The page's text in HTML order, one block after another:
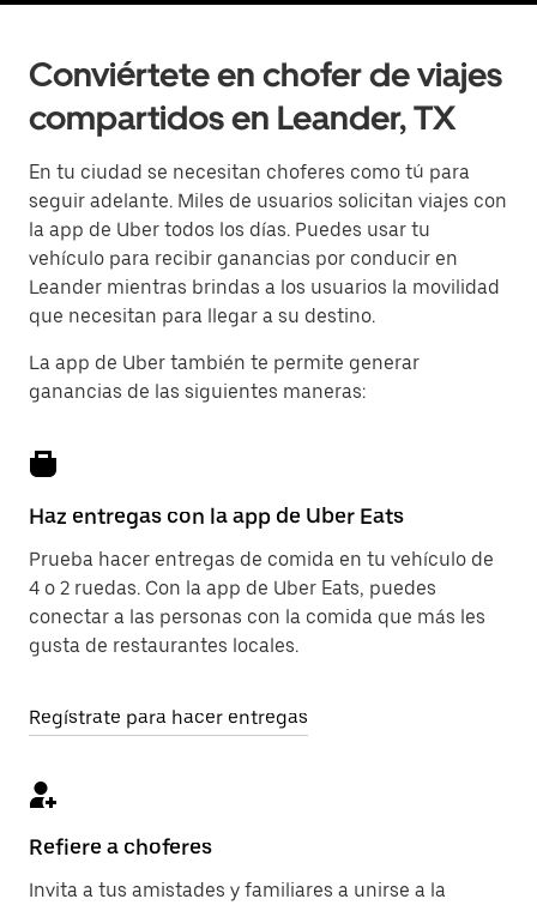
Conviértete en chofer de viajes
compartidos en Leander, TX
En tu ciudad se necesitan choferes como tú para
seguir adelante. Miles de usuarios solicitan viajes con
la app de Uber todos los días. Puedes usar tu
vehículo para recibir ganancias por conducir en
Leander mientras brindas a los usuarios la movilidad
que necesitan para llegar a su destino.
La app de Uber también te permite generar
ganancias de las siguientes maneras:
Haz entregas con la app de Uber Eats
Prueba hacer entregas de comida en tu vehículo de
4 o 2 ruedas. Con la app de Uber Eats, puedes
conectar a las personas con la comida que más les
gusta de restaurantes locales.
Regístrate para hacer entregas
Refiere a choferes
Invita a tus amistades y familiares a unirse a la